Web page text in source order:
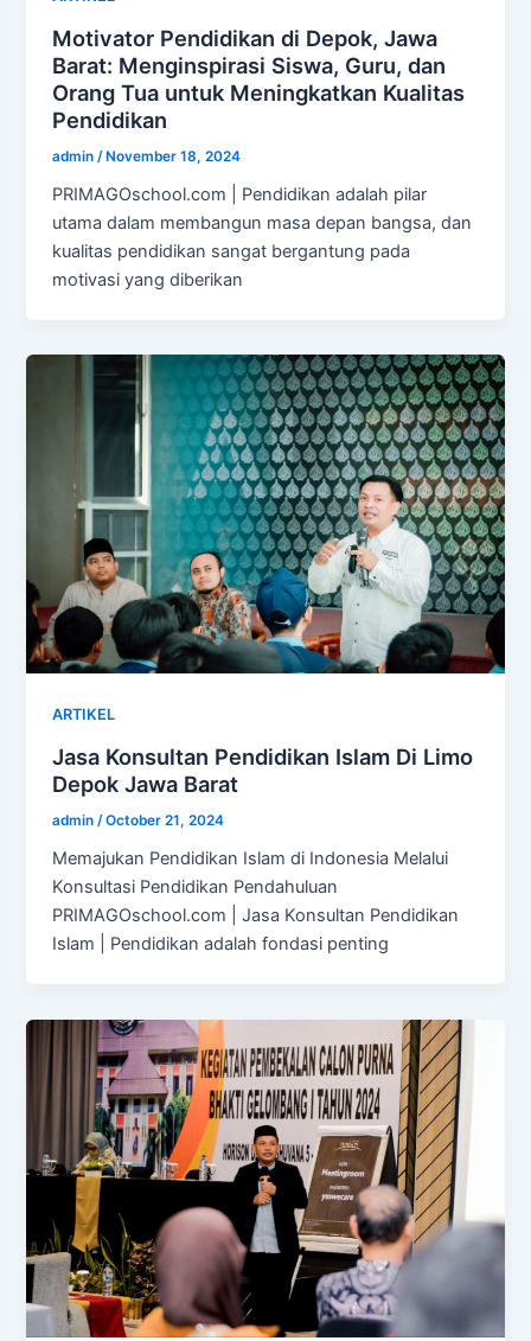
Motivator Pendidikan di Depok, Jawa
Barat: Menginspirasi Siswa, Guru, dan
Orang Tua untuk Meningkatkan Kualitas
Pendidikan
admin /November 18, 2024
PRIMAGOschool.com | Pendidikan adalah pilar
utama dalam membangun masa depan bangsa, dan
kualitas pendidikan sangat bergantung pada
motivasi yang diberikan
ARTIKEL
Jasa Konsultan Pendidikan Islam Di Limo
Depok Jawa Barat
admin /October 21, 2024
Memajukan Pendidikan Islam di Indonesia Melalui
Konsultasi Pendidikan Pendahuluan
PRIMAGOschool.com | Jasa Konsultan Pendidikan
Islam | Pendidikan adalah fondasi penting